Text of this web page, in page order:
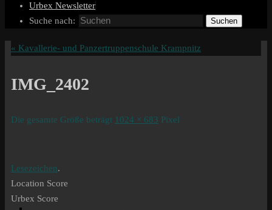
Urbex Newsletter
Suche nach:
Suchen
« Kavallerie- und Panzertruppenschule Krampnitz
IMG_2402
Die gesamte Größe beträgt 1024 × 683 Pixel
Lesezeichen.
Location Score
Urbex Score